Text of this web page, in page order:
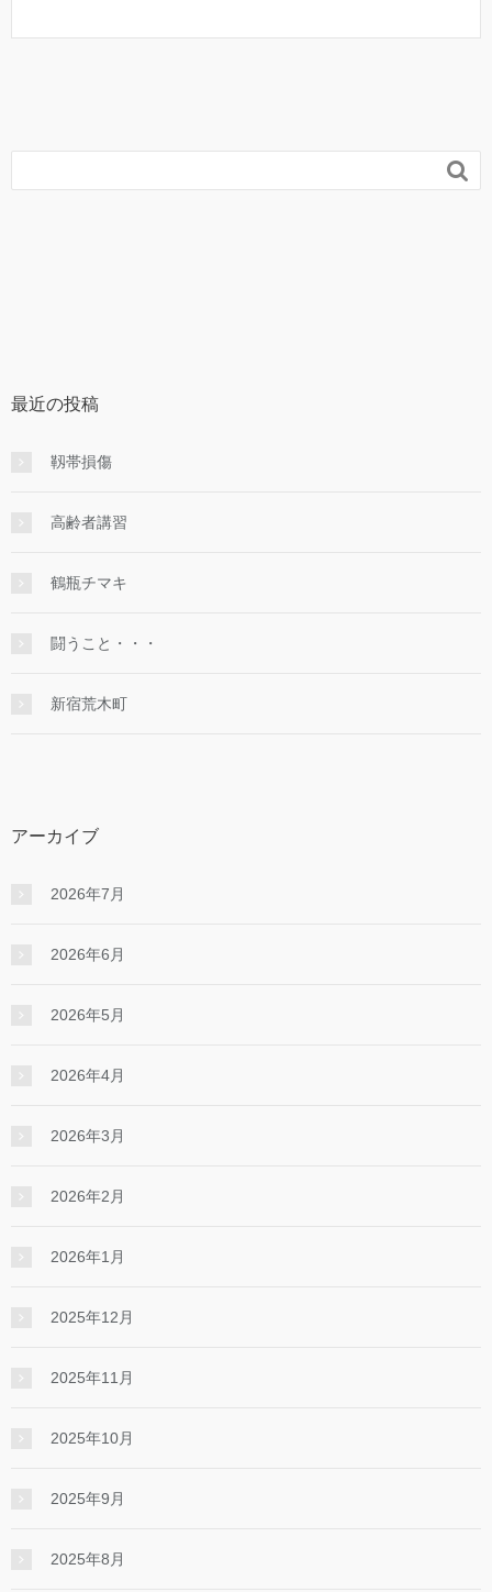

最近の投稿
靱帯損傷
高齢者講習
鶴瓶チマキ
闘うこと・・・
新宿荒木町
アーカイブ
2026年7月
2026年6月
2026年5月
2026年4月
2026年3月
2026年2月
2026年1月
2025年12月
2025年11月
2025年10月
2025年9月
2025年8月